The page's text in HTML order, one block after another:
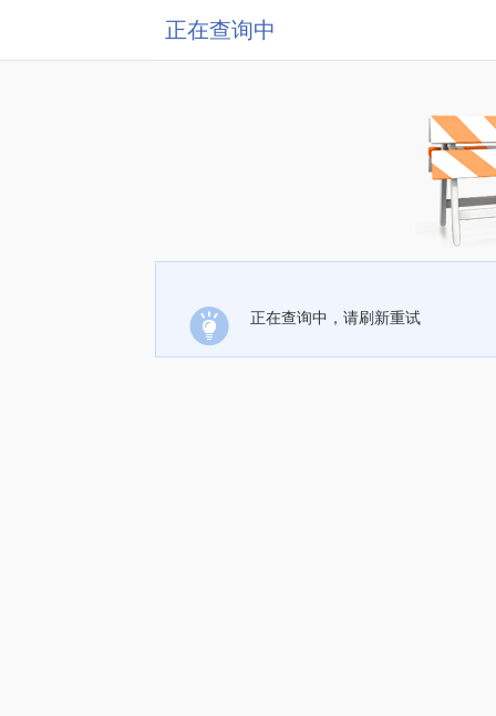
正在查询中
正在查询中，请刷新重试